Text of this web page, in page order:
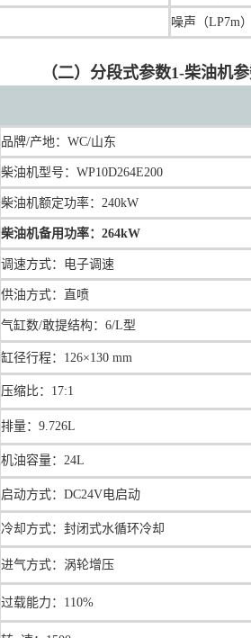
噪声（LP7m
（二）分段式参数1-柴油机
品牌/产地：WC/山东
柴油机型号：WP10D264E200
柴油机额定功率：240kW
柴油机备用功率：264kW
调速方式： 电子调速
供油方式：直喷
气缸数/敢提结构：6/L型
缸径行程： 126×130 mm
压缩比： 17:1
排量：9.726L
机油容量：24L
启动方式：DC24V电启动
冷却方式：封闭式水循环冷却
进气方式：涡轮增压
过载能力：110%